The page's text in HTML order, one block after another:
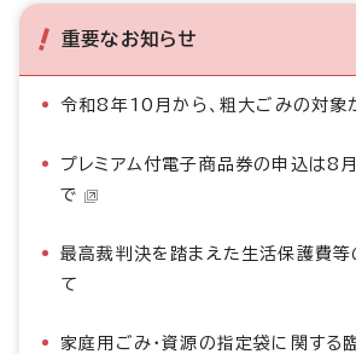
重要なお知らせ
令和8年10月から、粗大ごみの対象
プレミアム付電子商品券の申込は8
で
最高裁判決を踏まえた生活保護費
て
家庭用ごみ・資源の指定袋に関する